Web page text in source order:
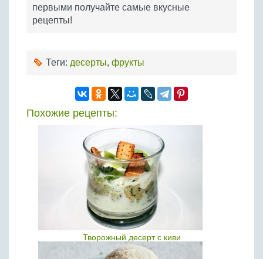
первыми получайте самые вкусные
рецепты!
Теги: десерты, фрукты
Похожие рецепты:
Творожный десерт с киви